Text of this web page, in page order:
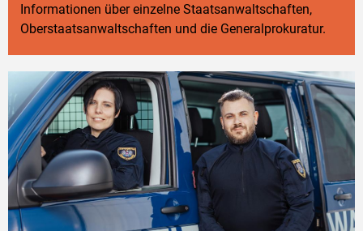
Informationen über einzelne Staatsanwaltschaften,
Oberstaatsanwaltschaften und die Generalprokuratur.